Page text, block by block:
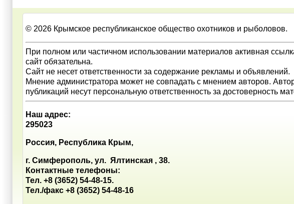
© 2026 Крымское республиканское общество охотников и рыболовов.
При полном или частичном использовании материалов активная
сайт обязательна.
Сайт не несет ответственности за содержание рекламы и объявлений.
Мнение администратора может не совпадать с мнением авторов.
публикаций несут персональную ответственность за достоверность
Наш адрес:
295023
Россия, Республика Крым,
г. Симферополь, ул. Ялтинская , 38.
Контактные телефоны:
Тел. +8 (3652) 54-48-15.
Тел./факс +8 (3652) 54-48-16